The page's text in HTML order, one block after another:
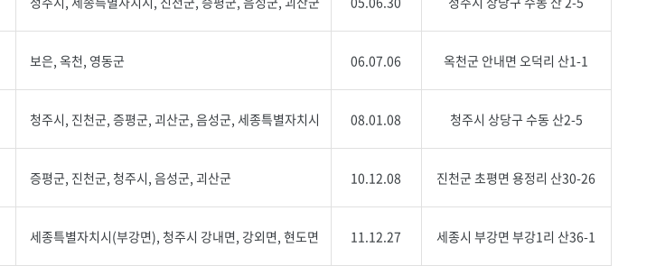
보은, 옥천, 영동군 06.07.06 옥천군 안내면 오덕리 산1-1
청주시, 진천군, 증평군, 괴산군, 음성군, 세종특별자치시 08.01.08 청주시 상당구 수동 산2-5
증평군, 진천군, 청주시, 음성군, 괴산군 10.12.08 진천군 초평면 용정리 산30-26
세종특별자치시(부강면), 청주시 강내면, 강외면, 현도면 11.12.27 세종시 부강면 부강1리 산36-1